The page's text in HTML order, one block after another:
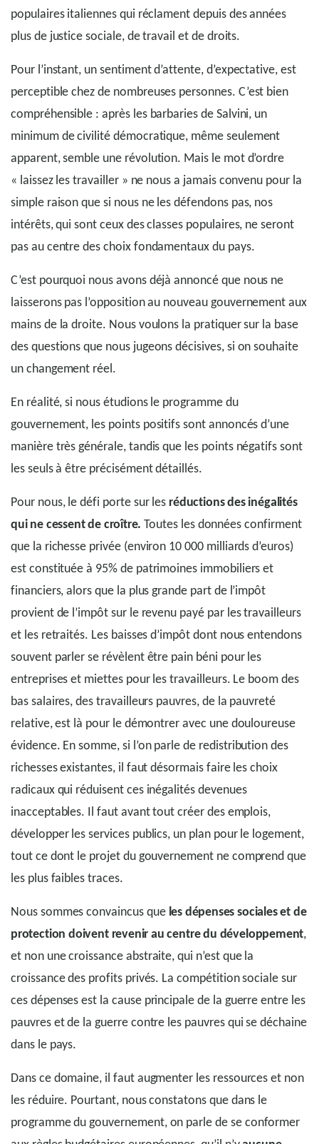
populaires italiennes qui réclament depuis des années
plus de justice sociale, de travail et de droits.
Pour l’instant, un sentiment d’attente, d’expectative, est
perceptible chez de nombreuses personnes. C’est bien
compréhensible : après les barbaries de Salvini, un
minimum de civilité démocratique, même seulement
apparent, semble une révolution. Mais le mot d’ordre
« laissez les travailler » ne nous a jamais convenu pour la
simple raison que si nous ne les défendons pas, nos
intérêts, qui sont ceux des classes populaires, ne seront
pas au centre des choix fondamentaux du pays.
C’est pourquoi nous avons déjà annoncé que nous ne
laisserons pas l’opposition au nouveau gouvernement aux
mains de la droite. Nous voulons la pratiquer sur la base
des questions que nous jugeons décisives, si on souhaite
un changement réel.
En réalité, si nous étudions le programme du
gouvernement, les points positifs sont annoncés d’une
manière très générale, tandis que les points négatifs sont
les seuls à être précisément détaillés.
Pour nous, le défi porte sur les réductions des inégalités
qui ne cessent de croître. Toutes les données confirment
que la richesse privée (environ 10 000 milliards d’euros)
est constituée à 95% de patrimoines immobiliers et
financiers, alors que la plus grande part de l’impôt
provient de l’impôt sur le revenu payé par les travailleurs
et les retraités. Les baisses d’impôt dont nous entendons
souvent parler se révèlent être pain béni pour les
entreprises et miettes pour les travailleurs. Le boom des
bas salaires, des travailleurs pauvres, de la pauvreté
relative, est là pour le démontrer avec une douloureuse
évidence. En somme, si l’on parle de redistribution des
richesses existantes, il faut désormais faire les choix
radicaux qui réduisent ces inégalités devenues
inacceptables. Il faut avant tout créer des emplois,
développer les services publics, un plan pour le logement,
tout ce dont le projet du gouvernement ne comprend que
les plus faibles traces.
Nous sommes convaincus que les dépenses sociales et de
protection doivent revenir au centre du développement,
et non une croissance abstraite, qui n’est que la
croissance des profits privés. La compétition sociale sur
ces dépenses est la cause principale de la guerre entre les
pauvres et de la guerre contre les pauvres qui se déchaine
dans le pays.
Dans ce domaine, il faut augmenter les ressources et non
les réduire. Pourtant, nous constatons que dans le
programme du gouvernement, on parle de se conformer